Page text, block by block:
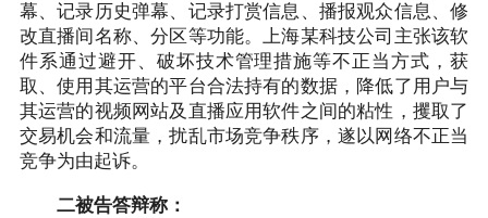
幕、记录历史弹幕、记录打赏信息、播报观众信息、修
改直播间名称、分区等功能。上海某科技公司主张该软
件系通过避开、破坏技术管理措施等不正当方式，获
取、使用其运营的平台合法持有的数据，降低了用户与
其运营的视频网站及直播应用软件之间的粘性，攫取了
交易机会和流量，扰乱市场竞争秩序，遂以网络不正当
竞争为由起诉。
二被告答辩称：